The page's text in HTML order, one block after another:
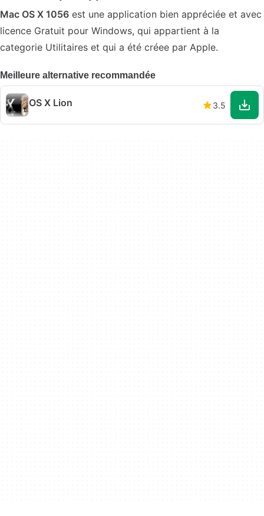
Mac OS X 1056 est une application bien appréciée et avec
licence Gratuit pour Windows, qui appartient à la
categorie Utilitaires et qui a été créee par Apple.
Meilleure alternative recommandée
OS X Lion 3.5